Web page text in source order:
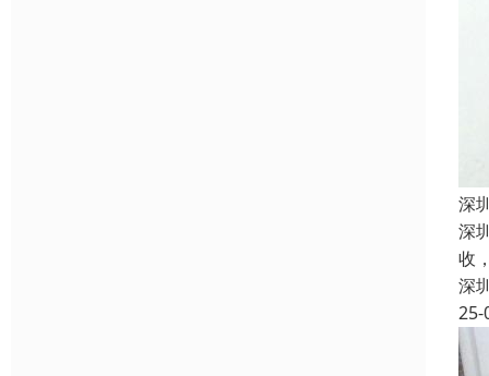
深
深
收
深
25-